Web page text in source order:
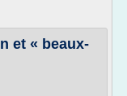
et « beaux-